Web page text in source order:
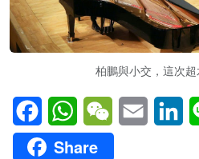
柏鵬與小交，這次超
FacebookWhatsAppWeChatEmail
Share